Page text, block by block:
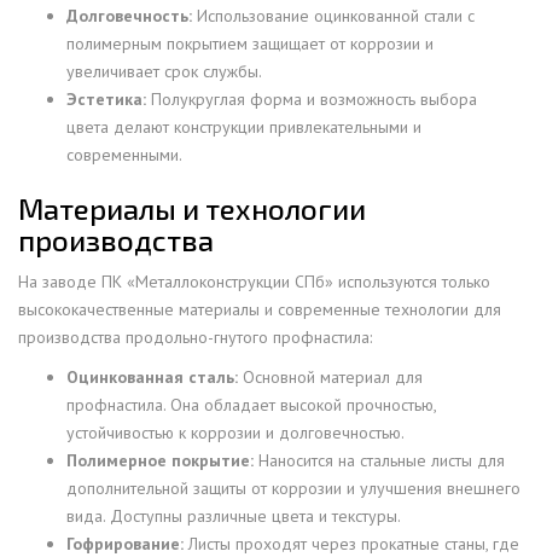
Долговечность: Использование оцинкованной стали с
полимерным покрытием защищает от коррозии и
увеличивает срок службы.
Эстетика: Полукруглая форма и возможность выбора
цвета делают конструкции привлекательными и
современными.
Материалы и технологии
производства
На заводе ПК «Металлоконструкции СПб» используются только
высококачественные материалы и современные технологии для
производства продольно-гнутого профнастила:
Оцинкованная сталь: Основной материал для
профнастила. Она обладает высокой прочностью,
устойчивостью к коррозии и долговечностью.
Полимерное покрытие: Наносится на стальные листы для
дополнительной защиты от коррозии и улучшения внешнего
вида. Доступны различные цвета и текстуры.
Гофрирование:Листы проходят через прокатные станы, где